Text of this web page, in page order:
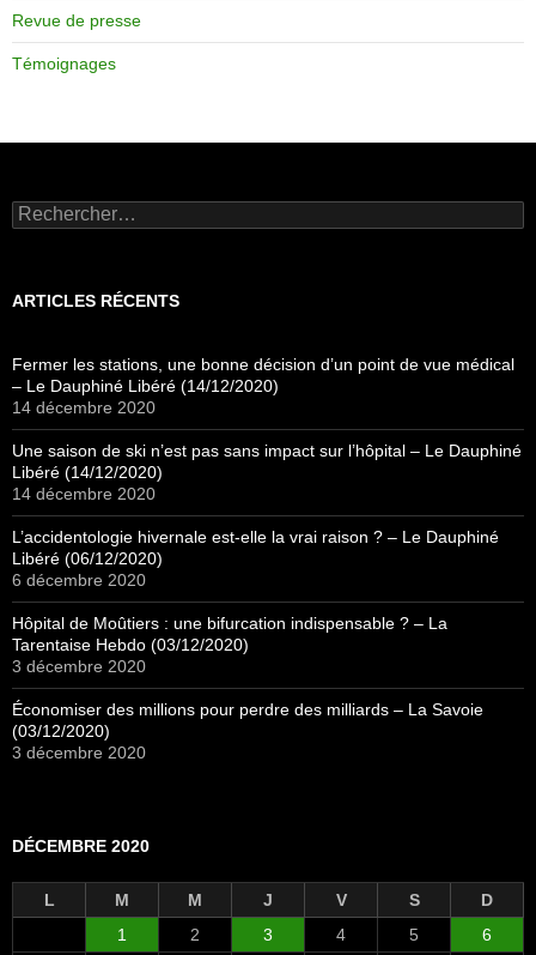
Revue de presse
Témoignages
Rechercher :
ARTICLES RÉCENTS
Fermer les stations, une bonne décision d’un point de vue médical
– Le Dauphiné Libéré (14/12/2020)
14 décembre 2020
Une saison de ski n’est pas sans impact sur l’hôpital – Le Dauphiné
Libéré (14/12/2020)
14 décembre 2020
L’accidentologie hivernale est-elle la vrai raison ? – Le Dauphiné
Libéré (06/12/2020)
6 décembre 2020
Hôpital de Moûtiers : une bifurcation indispensable ? – La
Tarentaise Hebdo (03/12/2020)
3 décembre 2020
Économiser des millions pour perdre des milliards – La Savoie
(03/12/2020)
3 décembre 2020
DÉCEMBRE 2020
L M M J V S
D
1
2 3 4 5
6